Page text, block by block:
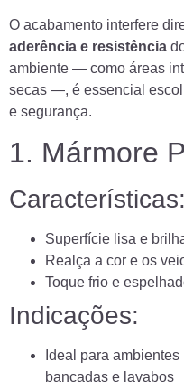
O acabamento interfere
aderência e resistência
ambiente — como áreas
secas —, é essencial
e segurança.
1. Mármore
Características:
Superfície lisa e
Realça a cor e os
Toque frio e
Indicações:
Ideal para
bancadas e lavabos